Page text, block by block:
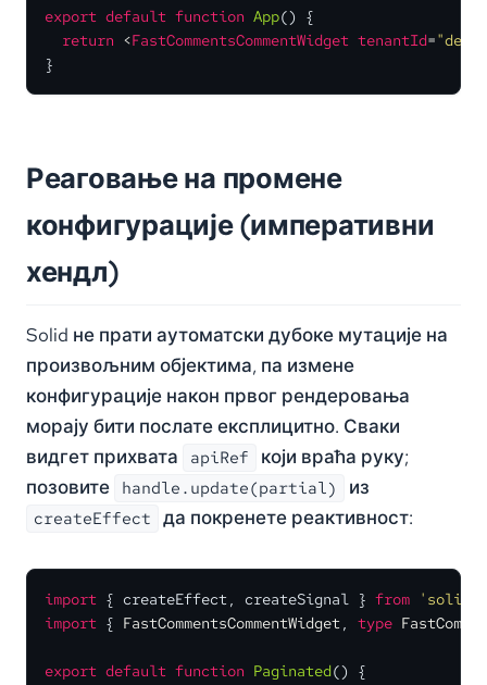
export default function App() {
return <FastCommentsCommentWidget tenantId="demo"
}
Реаговање на промене
конфигурације (императивни
хендл)
Solid не прати аутоматски дубоке мутације на
произвољним објектима, па измене
конфигурације након првог рендеровања
морају бити послате експлицитно. Сваки
видгет прихвата
apiRef
који враћа руку;
позовите handle.update(partial) из
createEffect да покренете реактивност:
import { createEffect, createSignal } from
'solid-
import { FastCommentsCommentWidget type
export default function Paginated() {